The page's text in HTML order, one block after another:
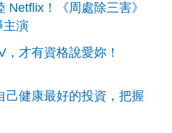
Netflix！《周處除三害》
主演
才有資格說愛妳！
己健康最好的投資，把握